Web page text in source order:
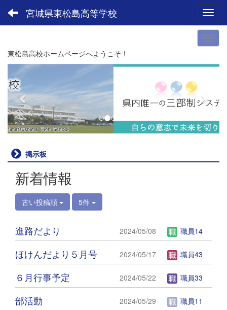
宮城県東松島高等学校
東松島高校ホームページへようこそ！
p
e
v
i
u
s
n
x
掲示板
新着情報
古い投稿順 5件
進路だより 2024/05/08 職員14
ほけんだより５月号 2024/05/17 職員43
６月行事予定 2024/05/22 職員33
部活動 2024/05/29 職員11